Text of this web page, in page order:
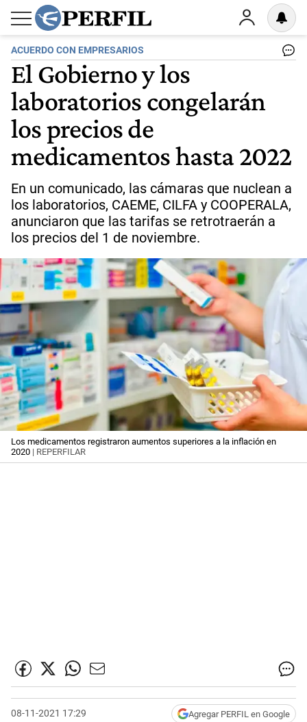
ACUERDO CON EMPRESARIOS
El Gobierno y los
laboratorios congelarán
los precios de
medicamentos hasta 2022
En un comunicado, las cámaras que nuclean a
los laboratorios, CAEME, CILFA y COOPERALA,
anunciaron que las tarifas se retrotraerán a
los precios del 1 de noviembre.
Los medicamentos registraron aumentos superiores a la inflación en
2020 | REPERFILAR
08-11-2021 17:29 Agregar PERFIL en Google